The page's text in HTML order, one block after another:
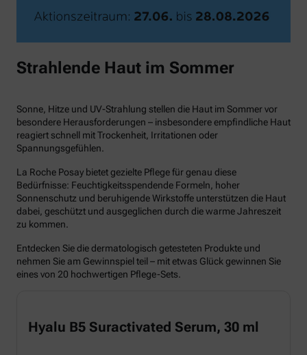
Strahlende Haut im Sommer
Sonne, Hitze und UV-Strahlung stellen die Haut im Sommer vor
besondere Herausforderungen – insbesondere empfindliche Haut
reagiert schnell mit Trockenheit, Irritationen oder
Spannungsgefühlen.
La Roche Posay bietet gezielte Pflege für genau diese
Bedürfnisse: Feuchtigkeitsspendende Formeln, hoher
Sonnenschutz und beruhigende Wirkstoffe unterstützen die Haut
dabei, geschützt und ausgeglichen durch die warme Jahreszeit
zu kommen.
Entdecken Sie die dermatologisch getesteten Produkte und
nehmen Sie am Gewinnspiel teil – mit etwas Glück gewinnen Sie
eines von 20 hochwertigen Pflege-Sets.
Hyalu B5 Suractivated Serum, 30 ml